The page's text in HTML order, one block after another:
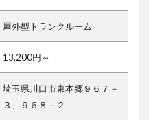
屋外型トランクルーム
13,200円～
埼玉県川口市東本郷９６７－
３、９６８－２